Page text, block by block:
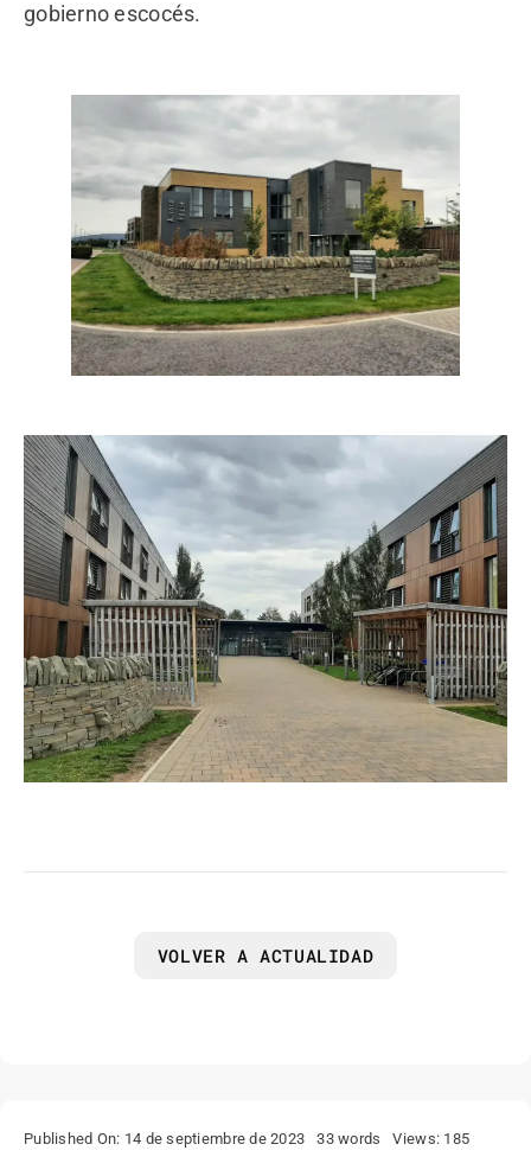
gobierno escocés.
VOLVER A ACTUALIDAD
Published On: 14 de septiembre de 2023 33 words Views: 185